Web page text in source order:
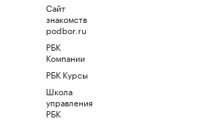
Сайт
знакомств
podbor.ru
РБК
Компании
РБК Курсы
Школа
управления
РБК